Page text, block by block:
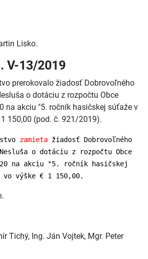
Lisko.
V-13/2019
prerokovalo žiadosť Dobrovoľného
o dotáciu z rozpočtu Obce
na akciu "5. ročník hasičskej súťaže v
150,00 (pod. č. 921/2019).
zamieta žiadosť Dobrovoľného
o dotáciu z rozpočtu Obce
na akciu "5. ročník hasičskej
výške € 1 150,00.
Tichý, Ing. Ján Vojtek, Mgr. Peter